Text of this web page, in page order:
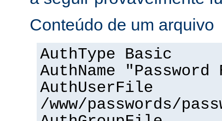
Conteúdo de um arquivo
AuthType Basic
AuthName
AuthUserFile
/www/passwords/